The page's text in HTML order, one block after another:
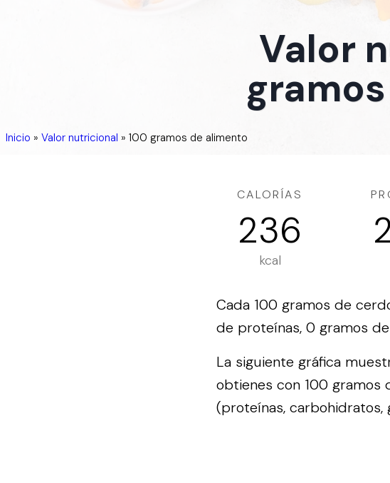
Valor
Inicio » Valor nutricional » 100 gramos de alimento
CALORÍAS
236
kcal
Cada 100 gramos de
de proteínas, 0 gramos
La siguiente gráfica
obtienes con 100 gramos
(proteínas, carbohidratos,